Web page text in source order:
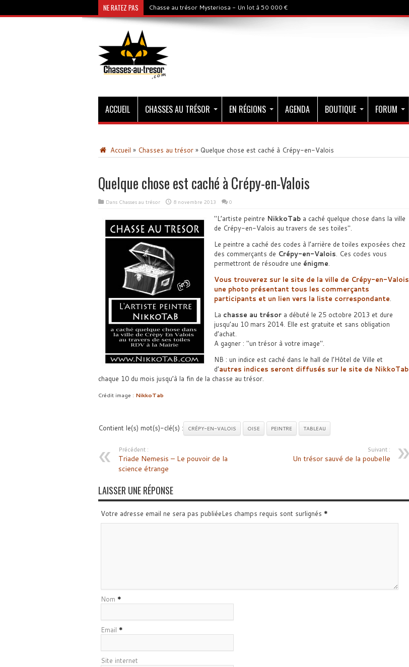
NE RATEZ PAS Chasse au trésor Mysteriosa - Un lot à 50 000 €
ACCUEIL CHASSES AU TRÉSOR EN RÉGIONS AGENDA BOUTIQUE FORUM
Accueil » Chasses au trésor » Quelque chose est caché à Crépy-en-Valois
Quelque chose est caché à Crépy-en-Valois
Dans Chasses au trésor 8 novembre 2013 0
L’artiste peintre NikkoTaba caché quelque chose dans la ville
de Crépy-en-Valois au travers de ses toiles .
Le peintre a caché des codes à l’arrière de toiles exposées chez
des commerçants de Crépy-en-Valois. Ces codes vous
permettront de résoudre une énigme.
Vous trouverez sur le site de la ville de Crépy-en-Valois
une photo présentant tous les commerçants
participants et un lien vers la liste correspondante.
La chasse au trésora débuté le 25 octobre 2013 et dure
jusqu’au 10 mars 2014. Elle est gratuite et sans obligation
d’achat.
A gagner :
un trésor à votre image .
NB : un indice est caché dans le hall de l’Hôtel de Ville et
d’autres indices seront diffusés sur le site de NikkoTab
chaque 10 du mois jusqu’à la fin de la chasse au trésor.
Crédit image : NikkoTab
Contient le(s) mot(s)-clé(s) : CRÉPY-EN-VALOIS OISE PEINTRE TABLEAU
Précédent :
Triade Nemesis – Le pouvoir de la
science étrange
Suivant :
Un trésor sauvé de la poubelle
LAISSER UNE RÉPONSE
Votre adresse email ne sera pas publiéeLes champs requis sont surlignés *
Nom *
Email *
Site internet